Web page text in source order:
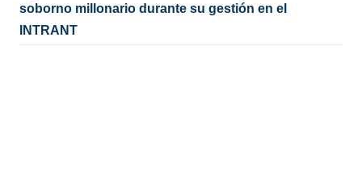
soborno millonario durante su gestión en el
INTRANT